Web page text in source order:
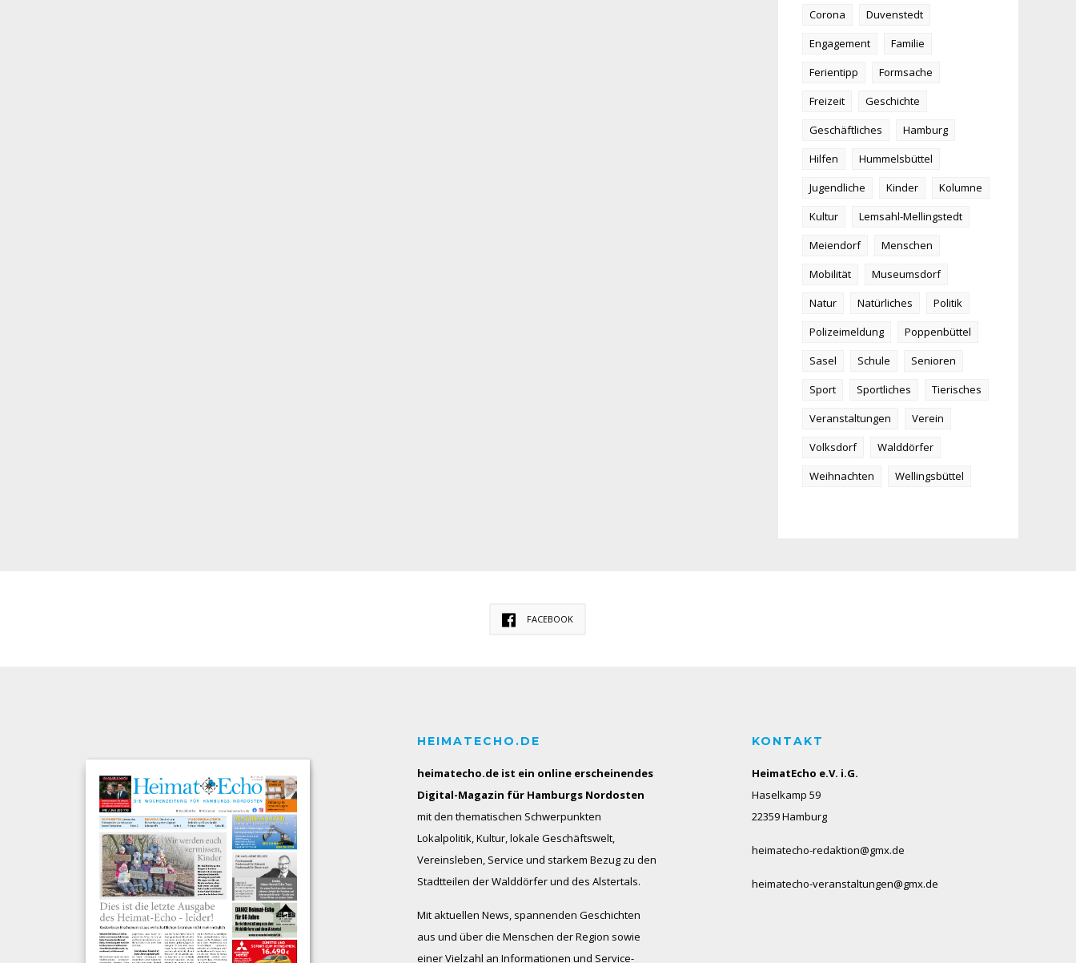
Corona
Duvenstedt
Engagement
Familie
Ferientipp
Formsache
Freizeit
Geschichte
Geschäftliches
Hamburg
Hilfen
Hummelsbüttel
Jugendliche
Kinder
Kolumne
Kultur
Lemsahl-Mellingstedt
Meiendorf
Menschen
Mobilität
Museumsdorf
Natur
Natürliches
Politik
Polizeimeldung
Poppenbüttel
Sasel
Schule
Senioren
Sport
Sportliches
Tierisches
Veranstaltungen
Verein
Volksdorf
Walddörfer
Weihnachten
Wellingsbüttel
FACEBOOK
HEIMATECHO.DE
heimatecho.de ist ein online erscheinendes
Digital-Magazin für Hamburgs Nordosten
mit den thematischen Schwerpunkten
Lokalpolitik, Kultur, lokale Geschäftswelt,
Vereinsleben, Service und starkem Bezug zu den
Stadtteilen der Walddörfer und des Alstertals.
Mit aktuellen News, spannenden Geschichten
aus und über die Menschen der Region sowie
einer Vielzahl an Informationen und Service-
KONTAKT
HeimatEcho e.V. i.G.
Haselkamp 59
22359 Hamburg
heimatecho-redaktion@gmx.de
heimatecho-veranstaltungen@gmx.de